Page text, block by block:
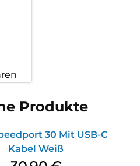
Produkte
30 Mit USB-C
Kabel Weiß